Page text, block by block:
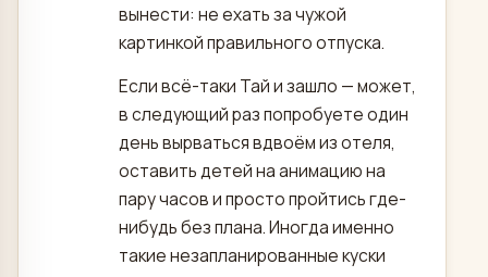
вынести: не ехать за чужой
картинкой правильного отпуска.
Если всё-таки Тай и зашло — может,
в следующий раз попробуете один
день вырваться вдвоём из отеля,
оставить детей на анимацию на
пару часов и просто пройтись где-
нибудь без плана. Иногда именно
такие незапланированные куски